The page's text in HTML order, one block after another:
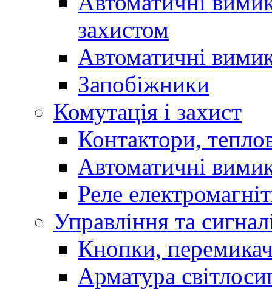
захистом
Автоматичні
Запобіжники
Комутація і захист
Контактори,
Автоматичні
Реле
Управління та
Кнопки,
Арматура